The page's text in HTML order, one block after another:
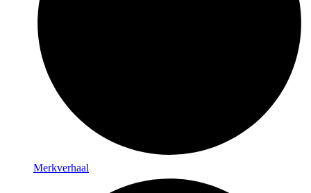
Merkverhaal